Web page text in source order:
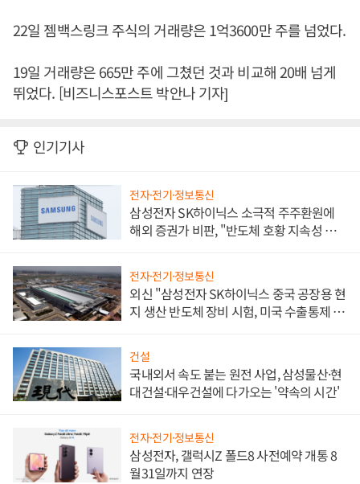
22일 젬백스링크 주식의 거래량은 1억3600만 주를 넘었다.
19일 거래량은 665만 주에 그쳤던 것과 비교해 20배 넘게
뛰었다. [비즈니스포스트 박안나 기자]
인기기사
전자·전기·정보통신
삼성전자 SK하이닉스 소극적 주주환원에
해외 증권가 비판, "반도체 호황 지속성 의
전자·전기·정보통신
외신 "삼성전자 SK하이닉스 중국 공장용 현
지 생산 반도체 장비 시험, 미국 수출통제 대
건설
국내외서 속도 붙는 원전 사업, 삼성물산·현
대건설·대우건설에 다가오는 '약속의 시간'
전자·전기·정보통신
삼성전자, 갤럭시Z 폴드8 사전예약 개통 8
월31일까지 연장